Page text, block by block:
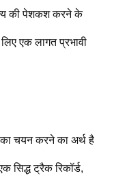
मूल्य की पेशकश करने के
एक लागत प्रभावी
का चयन करने का अर्थ है
सिद्ध ट्रैक रिकॉर्ड,